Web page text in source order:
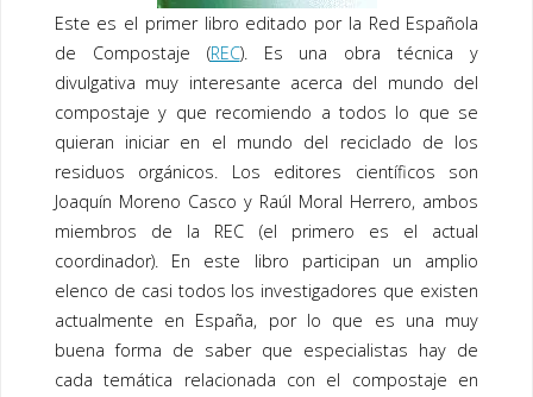
Este es el primer libro editado por la Red Española
de Compostaje (REC). Es una obra técnica y
divulgativa muy interesante acerca del mundo del
compostaje y que recomiendo a todos lo que se
quieran iniciar en el mundo del reciclado de los
residuos orgánicos. Los editores científicos son
Joaquín Moreno Casco y Raúl Moral Herrero, ambos
miembros de la REC (el primero es el actual
coordinador). En este libro participan un amplio
elenco de casi todos los investigadores que existen
actualmente en España, por lo que es una muy
buena forma de saber que especialistas hay de
cada temática relacionada con el compostaje en